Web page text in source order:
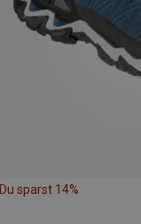
Du sparst 14%